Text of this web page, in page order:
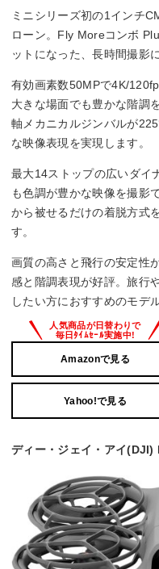
ミニシリーズ初の1インチ
ローン。Fly Moreコンボ
ットになった、長時間撮影
有効画素数50MPで4K/
大きな場面でも豊かな階調
軸メカニカルジンバルが
な映像表現を実現します。
最大14ストップの広いダイ
も色調が豊かな映像を撮影
から被せるだけの着脱方式
す。
画質の高さと飛行の安定性
感と階調表現が好評。旅行
したい方におすすめのモデ
Amazonで見る
Yahoo!で見る
ディー・ジェイ・アイ